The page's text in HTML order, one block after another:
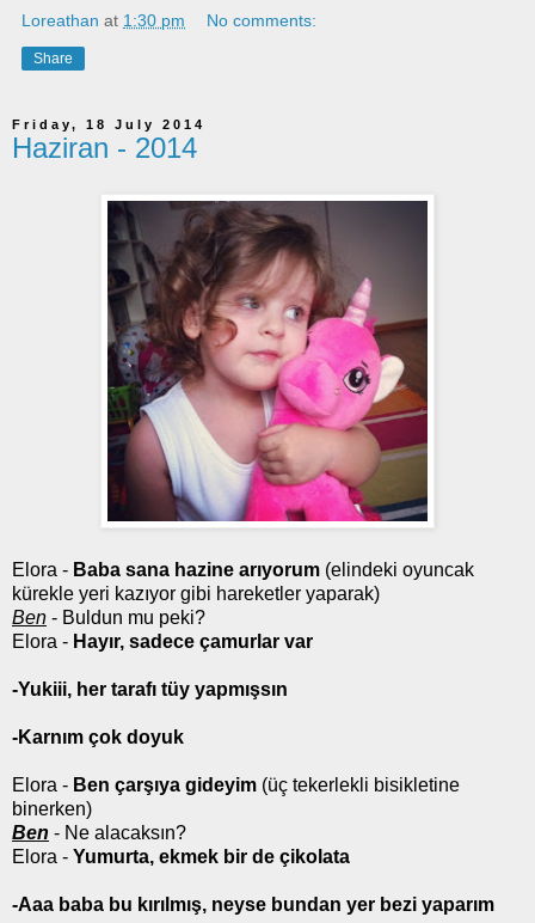
Loreathan at 1:30 pm No comments:
Share
Friday, 18 July 2014
Haziran - 2014
Elora - Baba sana hazine arıyorum (elindeki oyuncak
kürekle yeri kazıyor gibi hareketler yaparak)
Ben - Buldun mu peki?
Elora - Hayır, sadece çamurlar var
-Yukiii, her tarafı tüy yapmışsın
-Karnım çok doyuk
Elora - Ben çarşıya gideyim (üç tekerlekli bisikletine
binerken)
Ben - Ne alacaksın?
Elora - Yumurta, ekmek bir de çikolata
-Aaa baba bu kırılmış, neyse bundan yer bezi yaparım